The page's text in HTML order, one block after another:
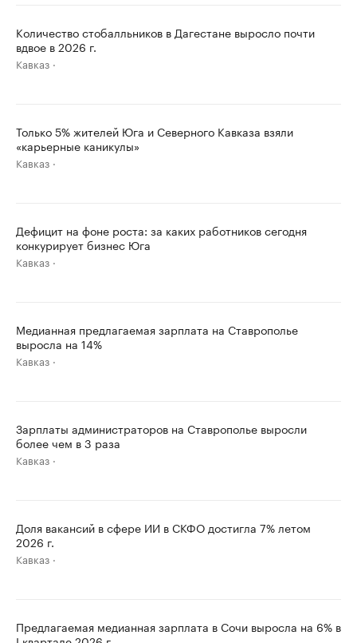
Количество стобалльников в Дагестане выросло почти
вдвое в 2026 г.
Кавказ
Только 5% жителей Юга и Северного Кавказа взяли
«карьерные каникулы»
Кавказ
Дефицит на фоне роста: за каких работников сегодня
конкурирует бизнес Юга
Кавказ
Медианная предлагаемая зарплата на Ставрополье
выросла на 14%
Кавказ
Зарплаты администраторов на Ставрополье выросли
более чем в 3 раза
Кавказ
Доля вакансий в сфере ИИ в СКФО достигла 7% летом
2026 г.
Кавказ
Предлагаемая медианная зарплата в Сочи выросла на 6% в